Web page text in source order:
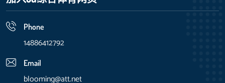
Phone
14886412792
Email
blooming@att.net